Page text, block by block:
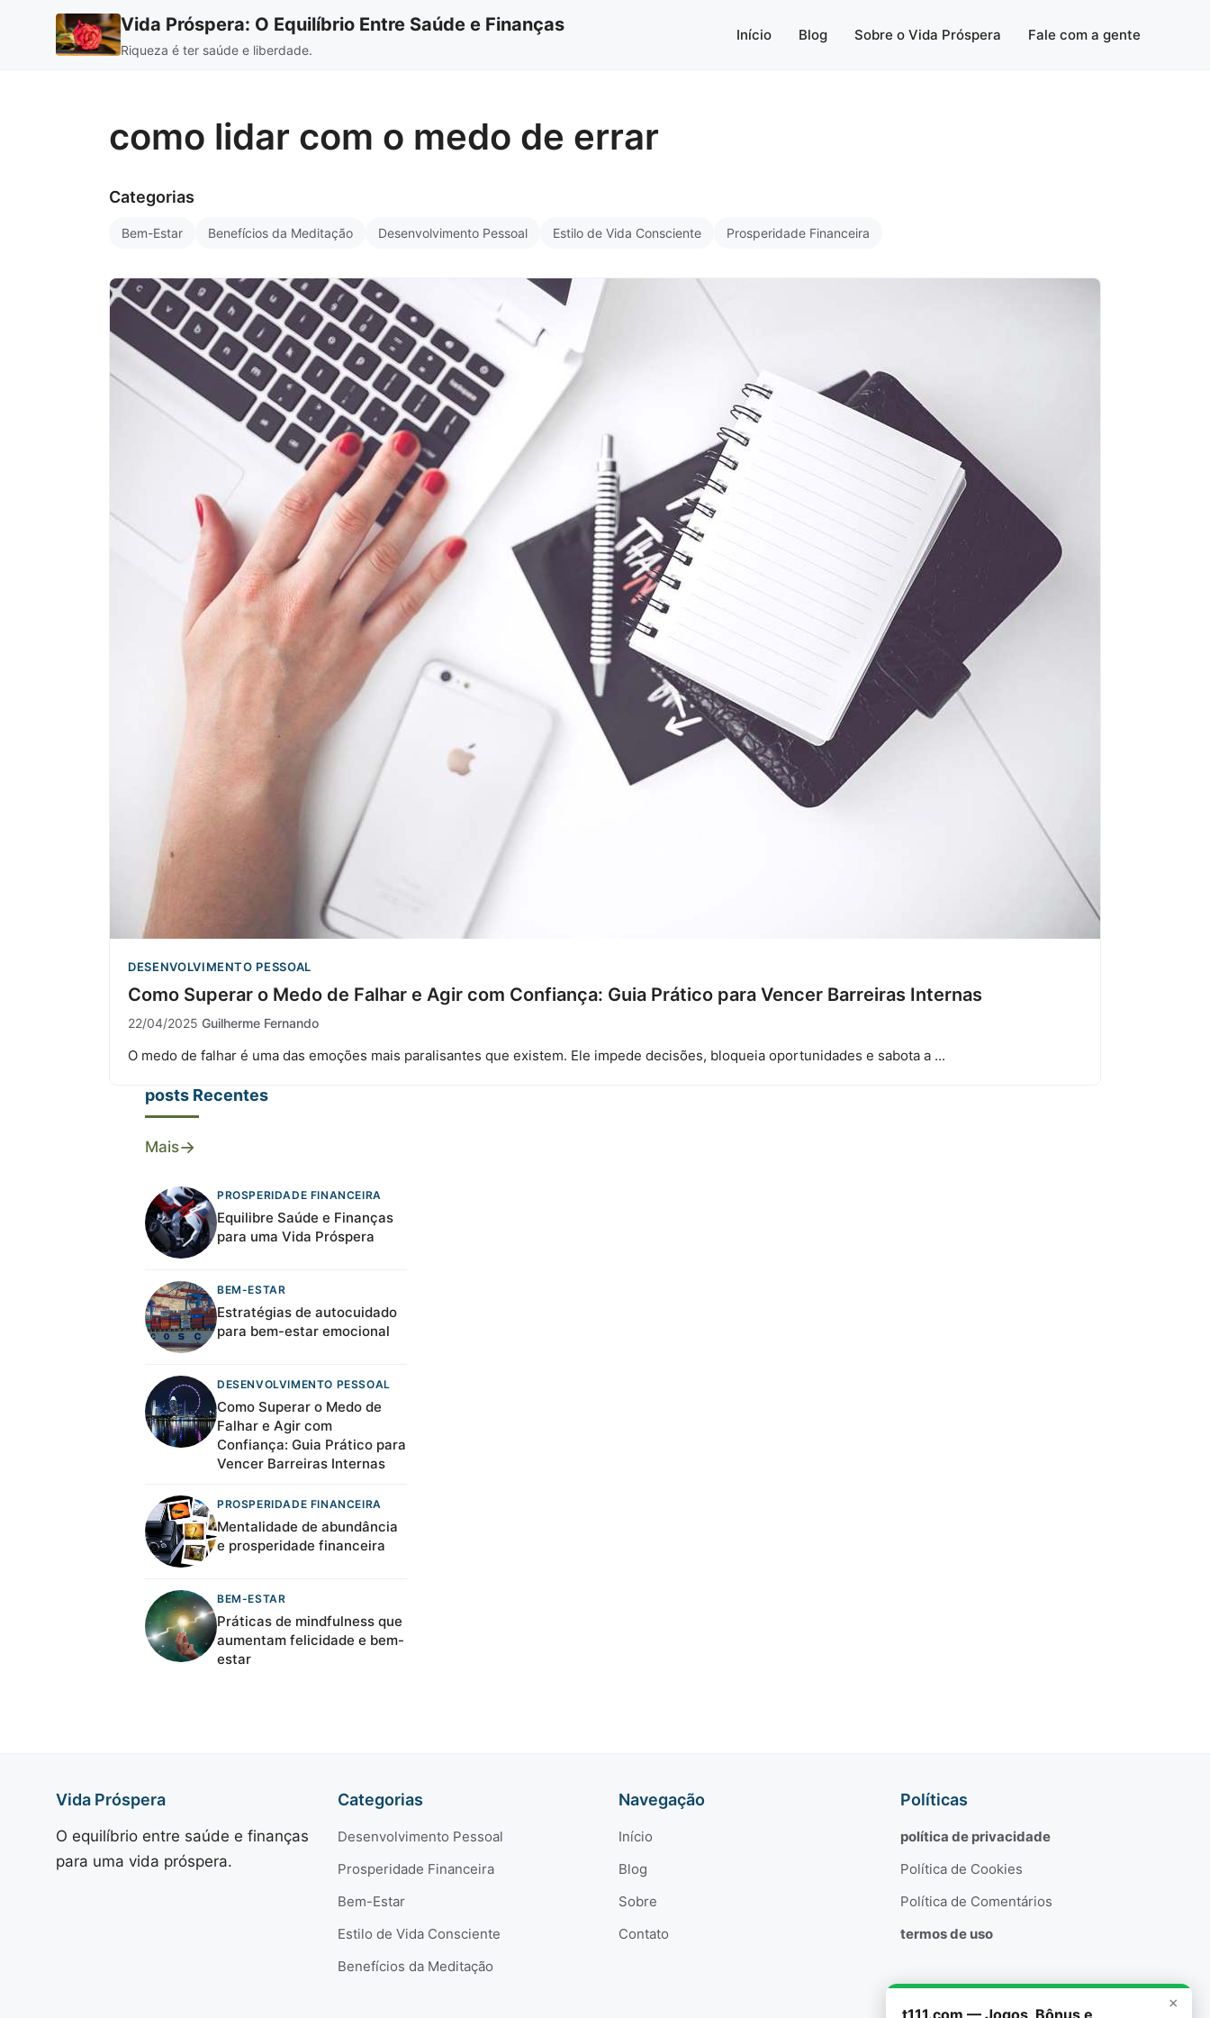
Vida Próspera: O Equilíbrio Entre Saúde e Finanças
Riqueza é ter saúde e liberdade.
Início Blog Sobre o Vida Próspera Fale com a gente
como lidar com o medo de errar
Categorias
Bem-Estar Benefícios da Meditação Desenvolvimento Pessoal Estilo de Vida Consciente Prosperidade Financeira
DESENVOLVIMENTO PESSOAL
Como Superar o Medo de Falhar e Agir com Confiança: Guia Prático para Vencer Barreiras Internas
22/04/2025 Guilherme Fernando
O medo de falhar é uma das emoções mais paralisantes que existem. Ele impede decisões, bloqueia oportunidades e sabota a ...
posts Recentes
Mais→
PROSPERIDADE FINANCEIRA
Equilibre Saúde e Finanças
para uma Vida Próspera
BEM-ESTAR
Estratégias de autocuidado
para bem-estar emocional
DESENVOLVIMENTO PESSOAL
Como Superar o Medo de
Falhar e Agir com
Confiança: Guia Prático para
Vencer Barreiras Internas
PROSPERIDADE FINANCEIRA
Mentalidade de abundância
e prosperidade financeira
BEM-ESTAR
Práticas de mindfulness que
aumentam felicidade e bem-
estar
Vida Próspera
O equilíbrio entre saúde e finanças
para uma vida próspera.
Categorias
Desenvolvimento Pessoal
Prosperidade Financeira
Bem-Estar
Estilo de Vida Consciente
Benefícios da Meditação
Navegação
Início
Blog
Sobre
Contato
Políticas
política de privacidade
Política de Cookies
Política de Comentários
termos de uso
×
t111.com — Jogos, Bônus e